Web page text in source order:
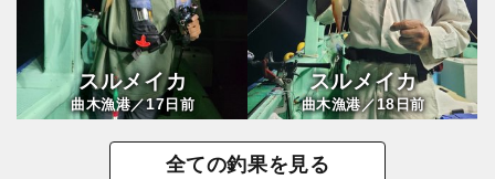
スルメイカ
曲木漁港／17日前
スルメイカ
曲木漁港／18日前
全ての釣果を見る